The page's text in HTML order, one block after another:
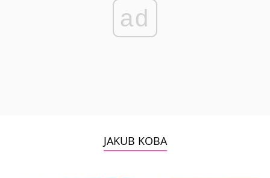
ad
JAKUB KOBA